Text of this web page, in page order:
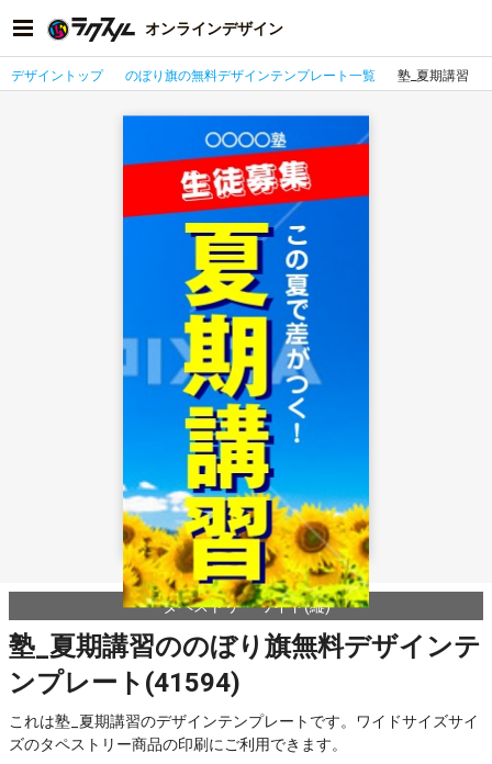
オンラインデザイン
デザイントップ のぼり旗の無料デザインテンプレート一覧 塾_夏期講習
タペストリー ワイド(縦)
塾_夏期講習ののぼり旗無料デザインテ
ンプレート(41594)
これは塾_夏期講習のデザインテンプレートです。ワイドサイズサイ
ズのタペストリー商品の印刷にご利用できます。